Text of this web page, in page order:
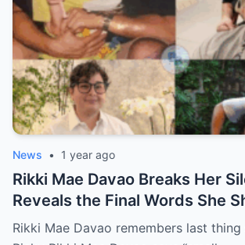
News • 1 year ago
Rikki Mae Davao Breaks Her
Reveals the Final Words She
Her Father Ricky Davao Before
Rikki Mae Davao remembers last